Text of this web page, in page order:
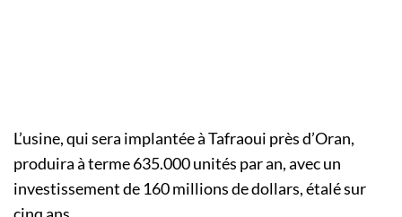
L’usine, qui sera implantée à Tafraoui près d’Oran,
produira à terme 635.000 unités par an, avec un
investissement de 160 millions de dollars, étalé sur